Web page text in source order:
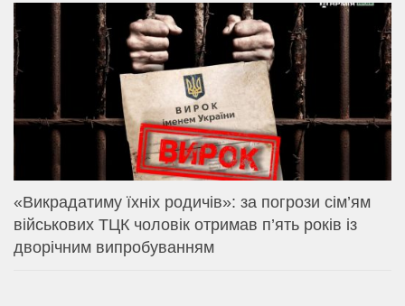
«Викрадатиму їхніх родичів»: за погрози сім’ям
військових ТЦК чоловік отримав п’ять років із
дворічним випробуванням